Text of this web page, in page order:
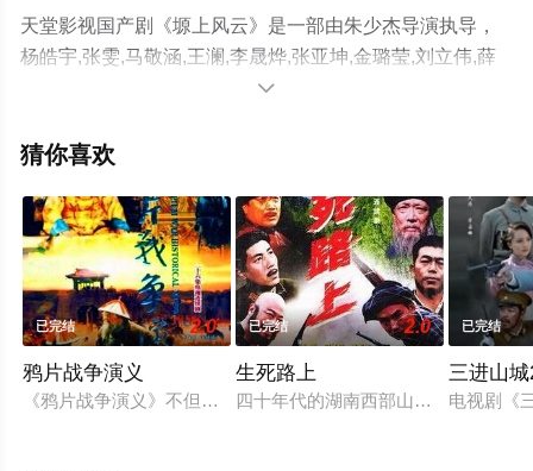
天堂影视国产剧《塬上风云》是一部由朱少杰导演执导，
杨皓宇,张雯,马敬涵,王澜,李晟烨,张亚坤,金璐莹,刘立伟,薛
奇等演员精彩演绎的中国大陆电视剧，手机免费观看高清
可移步至豆瓣电视剧、电视猫或剧情网等平台了解。

猜你喜欢
已完结 2.0
鸦片战争演义
《鸦片战争演义》不但是一部历史画卷，更是一部中华民族在
已完结 2.0
生死路上
四十年代的湖南西部山区， 土匪猖
已完结
三进山
电视剧《